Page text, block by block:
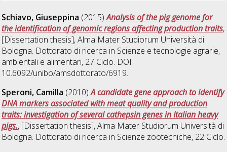
Schiavo, Giuseppina (2015)Analysis of the pig genome for
the identification of genomic regions affecting production traits,
[Dissertation thesis], Alma Mater Studiorum Università di
Bologna. Dottorato di ricerca in Scienze e tecnologie agrarie,
ambientali e alimentari, 27 Ciclo. DOI
10.6092/unibo/amsdottorato/6919.
Speroni, Camilla (2010)A candidate gene approach to identify
DNA markers associated with meat quality and production
traits: investigation of several cathepsin genes in Italian heavy
pigs., [Dissertation thesis], Alma Mater Studiorum Università di
Bologna. Dottorato di ricerca in Scienze zootecniche, 22 Ciclo.